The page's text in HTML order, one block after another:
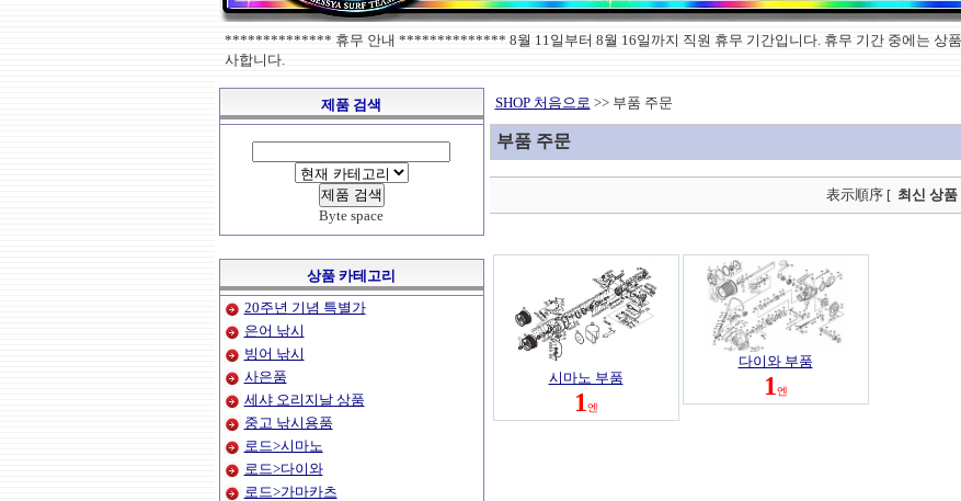
************** 휴무 안내 ************** 8월 11일부터 8월 16일까지 직원 휴무 기간입니다. 휴무 기간 중에는 상품
사합니다.
제품 검색
Byte space
상품 카테고리
20주년 기념 특별가
은어 낚시
빙어 낚시
사은품
세샤 오리지날 상품
중고 낚시용품
로드>시마노
로드>다이와
로드>가마카츠
SHOP 처음으로 >> 부품 주문
부품 주문
表示順序 [ 최신 상품
시마노 부품
1엔
다이와 부품
1엔